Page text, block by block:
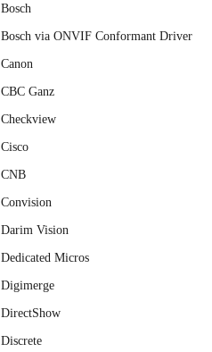
Bosch
Bosch via ONVIF Conformant Driver
Canon
CBC Ganz
Checkview
Cisco
CNB
Convision
Darim Vision
Dedicated Micros
Digimerge
DirectShow
Discrete